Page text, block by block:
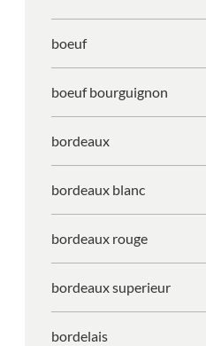
boeuf
boeuf bourguignon
bordeaux
bordeaux blanc
bordeaux rouge
bordeaux superieur
bordelais